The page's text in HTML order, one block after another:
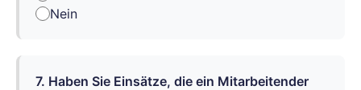
Nein
7. Haben Sie Einsätze, die ein Mitarbeitender